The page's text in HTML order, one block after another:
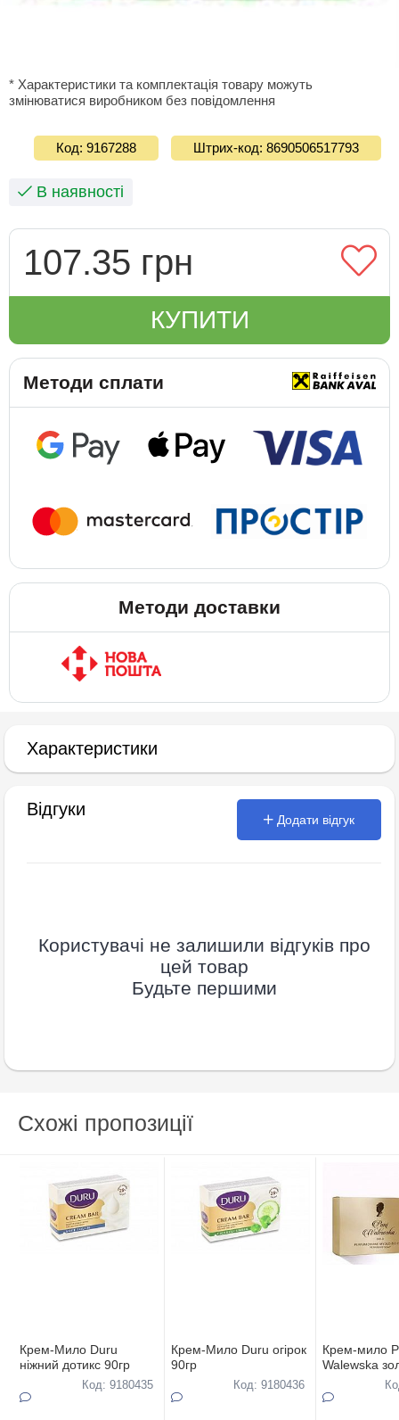
* Характеристики та комплектація товару можуть
змінюватися виробником без повідомлення
Код: 9167288 Штрих-код: 8690506517793
В наявності
107.35 грн
КУПИТИ
Методи сплати
Методи доставки
Характеристики
Відгуки
Додати відгук
Користувачі не залишили відгуків про
цей товар
Будьте першими
Схожі пропозиції
Крем-Мило Duru
ніжний дотикс 90гр
Код: 9180435
Крем-Мило Duru огірок
90гр
Код: 9180436
Крем-мило
Walewska